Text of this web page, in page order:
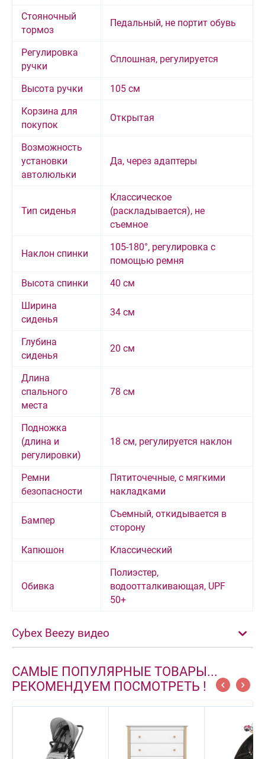
Стояночный
тормоз
Педальный, не портит обувь
Регулировка
ручки
Сплошная, регулируется
Высота ручки
105 см
Корзина для
покупок
Открытая
Возможность
установки
автолюльки
Да, через адаптеры
Тип сиденья
Классическое
(раскладывается), не
съемное
Наклон спинки
105-180°, регулировка с
помощью ремня
Высота спинки
40 см
Ширина
сиденья
34 см
Глубина
сиденья
20 см
Длина
спального
места
78 см
Подножка
(длина и
регулировки)
18 см, регулируется наклон
Ремни
безопасности
Пятиточечные, с мягкими
накладками
Бампер
Съемный, откидывается в
сторону
Капюшон
Классический
Обивка
Полиэстер,
водоотталкивающая, UPF
50+
Cybex Beezy видео
САМЫЕ ПОПУЛЯРНЫЕ ТОВАРЫ...
РЕКОМЕНДУЕМ ПОСМОТРЕТЬ !